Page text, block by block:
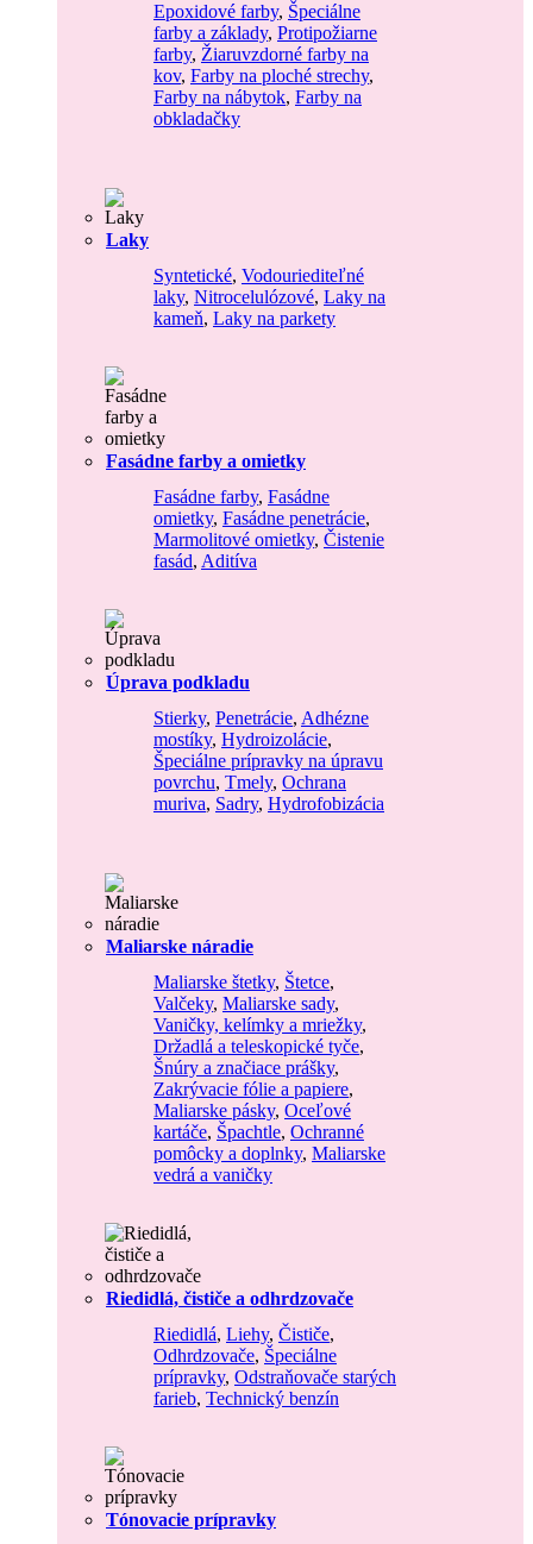
Epoxidové farby, Špeciálne
farby a základy, Protipožiarne
farby, Žiaruvzdorné farby na
kov, Farby na ploché strechy,
Farby na nábytok, Farby na
obkladačky
Laky
Syntetické, Vodouriediteľné
laky, Nitrocelulózové, Laky na
kameň, Laky na parkety
Fasádne farby a omietky
Fasádne farby, Fasádne
omietky, Fasádne penetrácie,
Marmolitové omietky, Čistenie
fasád, Aditíva
Úprava podkladu
Stierky, Penetrácie, Adhézne
mostíky, Hydroizolácie,
Špeciálne prípravky na úpravu
povrchu, Tmely, Ochrana
muriva, Sadry, Hydrofobizácia
Maliarske náradie
Maliarske štetky, Štetce,
Valčeky, Maliarske sady,
Vaničky, kelímky a mriežky,
Držadlá a teleskopické tyče,
Šnúry a značiace prášky,
Zakrývacie fólie a papiere,
Maliarske pásky, Oceľové
kartáče, Špachtle, Ochranné
pomôcky a doplnky, Maliarske
vedrá a vaničky
Riedidlá, čističe a odhrdzovače
Riedidlá, Liehy, Čističe,
Odhrdzovače, Špeciálne
prípravky, Odstraňovače starých
farieb, Technický benzín
Tónovacie prípravky